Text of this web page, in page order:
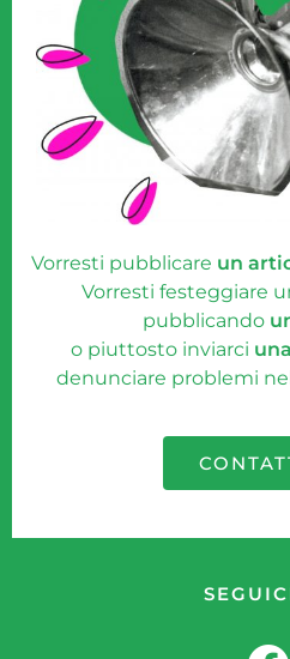
Vorresti pubblicare un
Vorresti festeggiare
pubblicando
o piuttosto inviarci
denunciare problemi